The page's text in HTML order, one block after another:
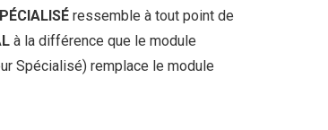
ressemble à tout point de
à la différence que le module
Spécialisé) remplace le module